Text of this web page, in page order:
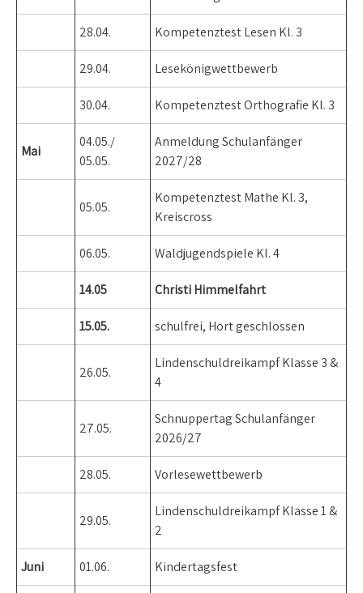
28.04. Kompetenztest Lesen Kl. 3
29.04. Lesekönigwettbewerb
30.04. Kompetenztest Orthografie Kl. 3
Mai
04.05./
05.05.
Anmeldung Schulanfänger
2027/28
05.05.
Kompetenztest Mathe Kl. 3,
Kreiscross
06.05. Waldjugendspiele Kl. 4
14.05 Christi Himmelfahrt
15.05. schulfrei, Hort geschlossen
26.05.
Lindenschuldreikampf Klasse 3 &
4
27.05.
Schnuppertag Schulanfänger
2026/27
28.05. Vorlesewettbewerb
29.05.
Lindenschuldreikampf Klasse 1 &
2
Juni 01.06. Kindertagsfest